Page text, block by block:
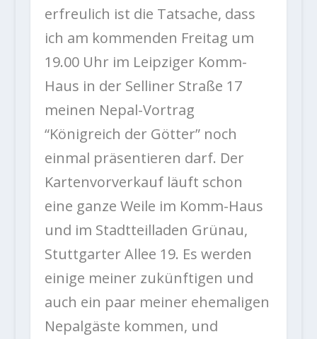
erfreulich ist die Tatsache, dass
ich am kommenden Freitag um
19.00 Uhr im Leipziger Komm-
Haus in der Selliner Straße 17
meinen Nepal-Vortrag
“Königreich der Götter” noch
einmal präsentieren darf. Der
Kartenvorverkauf läuft schon
eine ganze Weile im Komm-Haus
und im Stadtteilladen Grünau,
Stuttgarter Allee 19. Es werden
einige meiner zukünftigen und
auch ein paar meiner ehemaligen
Nepalgäste kommen, und